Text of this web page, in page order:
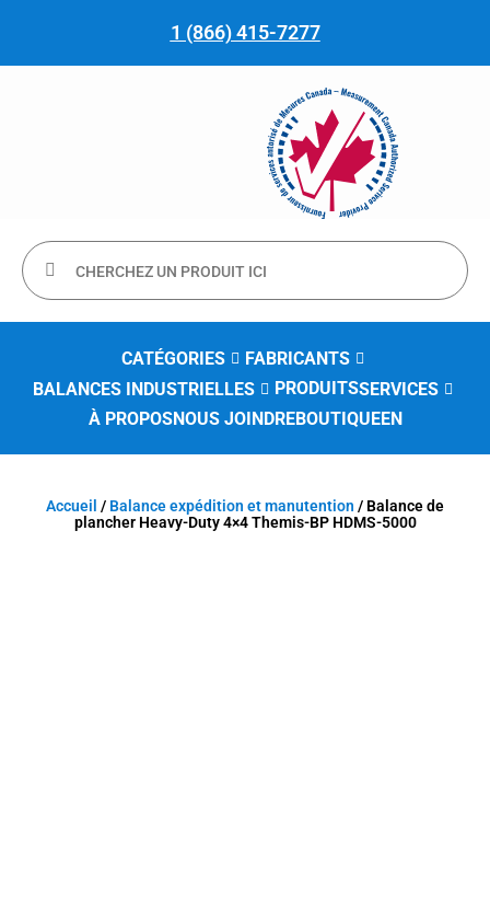
1 (866) 415-7277
CATÉGORIES
FABRICANTS
BALANCES INDUSTRIELLES
PRODUITSSERVICES
À PROPOSNOUS JOINDREBOUTIQUEEN
Accueil / Balance expédition et manutention / Balance de
plancher Heavy-Duty 4×4 Themis-BP HDMS-5000